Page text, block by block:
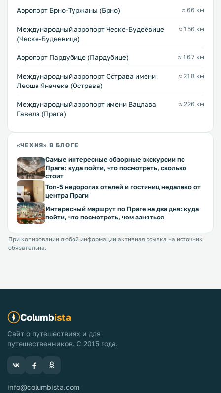
Аэропорт Брно-Туржаны (Брно) ≈ 66 км
Международный аэропорт Ческе-Будеёвице
(Ческе-Будеевице)
≈ 156 км
Аэропорт Пардубице (Пардубице) ≈ 167 км
Международный аэропорт Острава имени
Леоша Яначека (Острава)
≈ 218 км
Международный аэропорт имени Вацлава
Гавела (Прага)
≈ 226 км
«ЧЕХИЯ» В БЛОГЕ
Самые интересные обзорные экскурсии по
Праге: куда пойти, что посмотреть, сколько
стоит
Топ-5 недорогих отелей и гостиниц недалеко от
центра Праги
Интересный маршрут по Праге на два дня: куда
пойти, что посмотреть, чем заняться
При копировании любой информации активная ссылка на источник
обязательна.
Columbista
Сайт о путешествиях и для
путешественников. С 2015 года.
info@columbista.com